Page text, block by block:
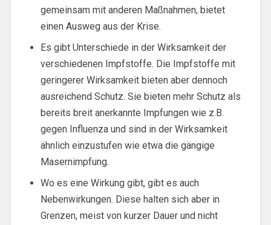
gemeinsam mit anderen Maßnahmen, bietet
einen Ausweg aus der Krise.
Es gibt Unterschiede in der Wirksamkeit der
verschiedenen Impfstoffe. Die Impfstoffe mit
geringerer Wirksamkeit bieten aber dennoch
ausreichend Schutz. Sie bieten mehr Schutz als
bereits breit anerkannte Impfungen wie z.B.
gegen Influenza und sind in der Wirksamkeit
ähnlich einzustufen wie etwa die gängige
Masernimpfung.
Wo es eine Wirkung gibt, gibt es auch
Nebenwirkungen. Diese halten sich aber in
Grenzen, meist von kurzer Dauer und nicht